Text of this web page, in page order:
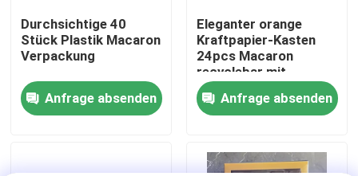
Kontakt mit uns
Neuigkeiten
Rechtssachen
Durchsichtige 40
Stück Plastik Macaron
Verpackung
Anfrage absenden
Eleganter orange
Kraftpapier-Kasten
24pcs Macaron
recyclebar mit
Plastikinnerem
Anfrage absenden